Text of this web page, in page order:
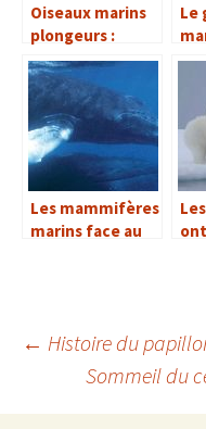
Oiseaux marins
plongeurs :
trouver la
nourriture sous
la surface
Le
Les mammifères
marins face au
← Histoire du
Sommeil du